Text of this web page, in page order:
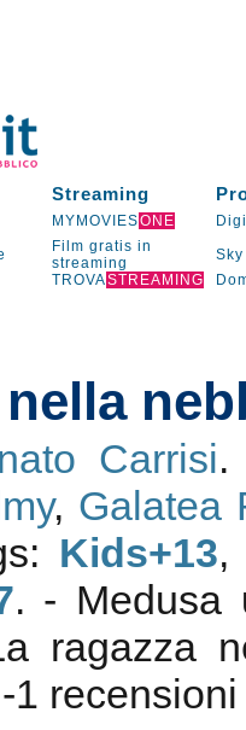
Streaming
MYMOVIESONE
Film gratis in
streaming
Sky
TROVASTREAMING
Carrisi.
, Galatea
Kids+13,
. - Medusa
ragazza
-1